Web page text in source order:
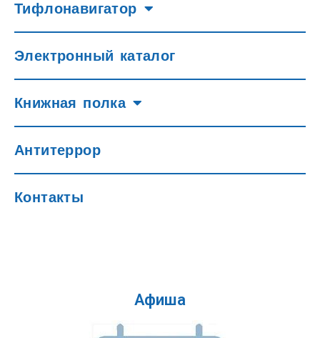
Тифлонавигатор
Электронный каталог
Книжная полка
Антитеррор
Контакты
Афиша